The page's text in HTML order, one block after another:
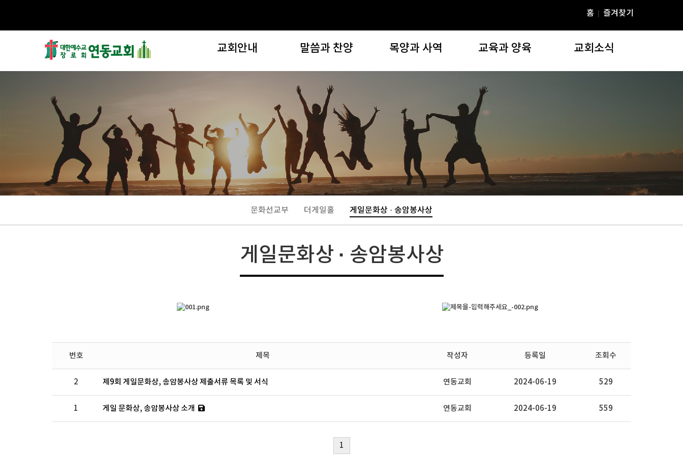
홈 즐겨찾기
교회안내
교회안내
인사말
교회비전
목회지침
교회역사
제임스 게일
섬기는이들
처음오시는분들
말씀과 찬양
말씀과 찬양
설교영상
설교노트
찬양대/찬양단 찬양
특별영상
새벽 아직도 밝기 전에
목양과 사역
목양과 사역
지역 및 구역(목양위원회)
자치기관
선교사역
복지사역
문화사역
교육과 양육
교육과 양육
주일학교
청년부
YBS(연동성경공부)
Agapia Tres Dias
EPS재정교실
장학위원회
교회소식
교회소식
공지사항
YD 미디어
온라인행정
주보자료실
연동갤러리(교회행사)
e연못골
문화선교부 더게일홀 게일문화상 · 송암봉사상
게일문화상 · 송암봉사상
번호 제목 작성자 등록일 조회수
2 제9회 게일문화상, 송암봉사상 제출서류 목록 및 서식 연동교회 2024-06-19 529
1 게일 문화상, 송암봉사상 소개 연동교회 2024-06-19 559
1